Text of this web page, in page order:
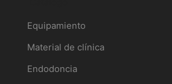
Equipamiento
Material de clínica
Endodoncia